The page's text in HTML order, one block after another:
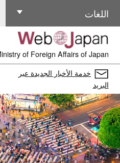
of Foreign Affairs of Japan
اللغات
اللغات الأخرى
خدمة الأخبار الجديدة عبر
البريد